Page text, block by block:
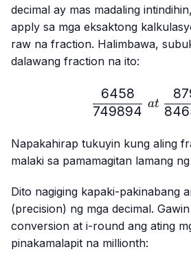
decimal ay mas madaling
apply sa mga eksaktong
raw na fraction. Halimbawa,
dalawang fraction na ito:
749894
6458
at
Napakahirap tukuyin kung aling
malaki sa pamamagitan lamang
Dito nagiging kapaki-pakinabang
(precision) ng mga decimal.
conversion at i-round ang ating
pinakamalapit na millionth: